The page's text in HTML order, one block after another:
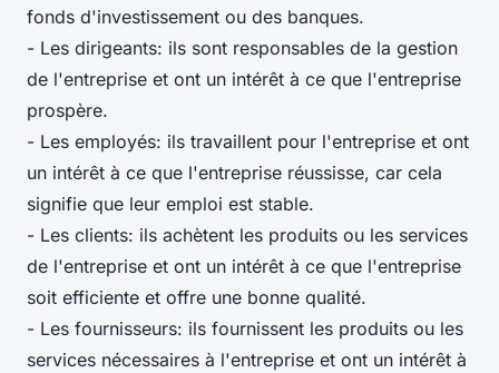
fonds d'investissement ou des banques.
- Les dirigeants: ils sont responsables de la gestion
de l'entreprise et ont un intérêt à ce que l'entreprise
prospère.
- Les employés: ils travaillent pour l'entreprise et ont
un intérêt à ce que l'entreprise réussisse, car cela
signifie que leur emploi est stable.
- Les clients: ils achètent les produits ou les services
de l'entreprise et ont un intérêt à ce que l'entreprise
soit efficiente et offre une bonne qualité.
- Les fournisseurs: ils fournissent les produits ou les
services nécessaires à l'entreprise et ont un intérêt à